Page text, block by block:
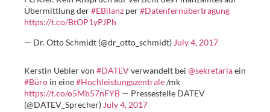
Übermittlung der#EBilanz per#Datenfernübertragung
https://t.co/BtOP1yPJPh
— Dr. Otto Schmidt (@dr_otto_schmidt) July 4, 2017
Kerstin Uebler von #DATEVverwandelt bei @sekretariaein
#Büro in eine#Hochleistungszentrale/mk
https://t.co/o5Mb57nFYB — Pressestelle DATEV
(@DATEV_Sprecher) July 4, 2017